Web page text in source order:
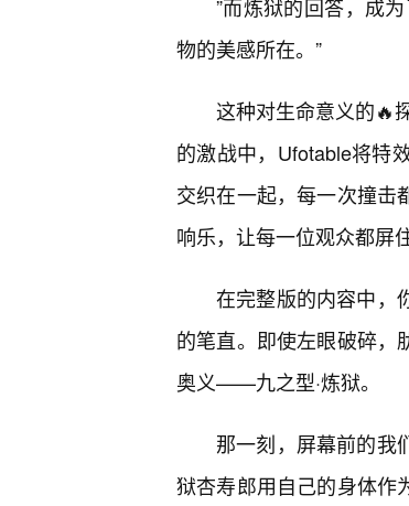
”而炼狱的回答，成
物的美感所在。”
这种对生命意义的🔥
的激战中，Ufotable将特
交织在一起，每一次撞击
响乐，让每一位观众都屏
在完整版的内容中，
的笔直。即使左眼破碎，
奥义——九之型·炼狱。
那一刻，屏幕前的我
狱杏寿郎用自己的身体作